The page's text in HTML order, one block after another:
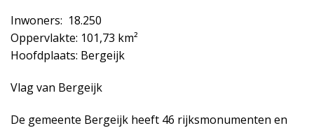
Inwoners: 18.250
Oppervlakte: 101,73 km²
Hoofdplaats: Bergeijk
Vlag van Bergeijk
De gemeente Bergeijk heeft 46 rijksmonumenten en